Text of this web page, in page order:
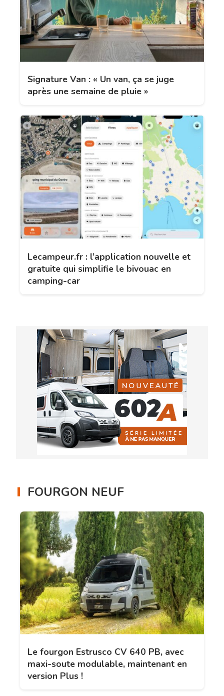
Signature Van : « Un van, ça se juge
après une semaine de pluie »
Lecampeur.fr : l’application nouvelle et
gratuite qui simplifie le bivouac en
camping-car
FOURGON NEUF
Le fourgon Estrusco CV 640 PB, avec
maxi-soute modulable, maintenant en
version Plus !